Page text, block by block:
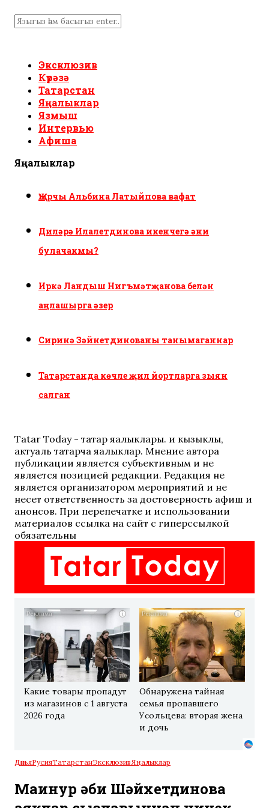
Эксклюзив
Күрәзә
Татарстан
Яңалыклар
Язмыш
Интервью
Афиша
Яңалыклар
Җырчы Альбина Латыйпова вафат
Диләрә Илалетдинова икенчегә әни
булачакмы?
Иркә Ландыш Нигъмәтҗанова белән
аңлашырга әзер
Сиринә Зәйнетдинованы танымаганнар
Татарстанда көчле җил йортларга зыян
салган
Tatar Today - татар яңалыклары. иң кызыклы,
актуаль татарча яңалыклар. Мнение автора
публикации является субъективным и не
является позицией редакции. Редакция не
является организатором мероприятий и не
несет ответственность за достоверность афиш и
анонсов. При перепечатке и использовании
материалов ссылка на сайт с гиперссылкой
обязательны
i
Какие товары пропадут
из магазинов с 1 августа
2026 года
i
Обнаружена тайная
семья пропавшего
Усольцева: вторая жена
и дочь
ДөньяРусияТатарстанЭксклюзивЯңалыклар
Маһинур әби Шәйхетдинова